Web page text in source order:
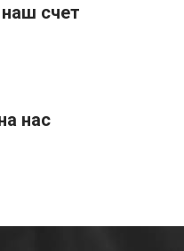
счет
нас